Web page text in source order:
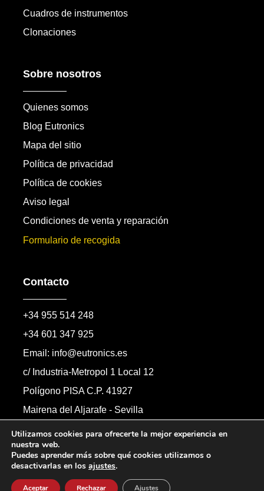
Cuadros de instrumentos
Clonaciones
Sobre nosotros
Quienes somos
Blog Eutronics
Mapa del sitio
Política de privacidad
Política de cookies
Aviso legal
Condiciones de venta y reparación
Formulario de recogida
Contacto
+34 955 514 248
+34 601 347 925
Email: info@eutronics.es
c/ Industria-Metropol 1 Local 12
Polígono PISA C.P. 41927
Mairena del Aljarafe - Sevilla
Formulario de contacto
Todos los derechos reservados.
Utilizamos cookies para ofrecerte la mejor experiencia en
nuestra web.
Puedes aprender más sobre qué cookies utilizamos o
desactivarlas en los ajustes.
Aceptar Rechazar Ajustes